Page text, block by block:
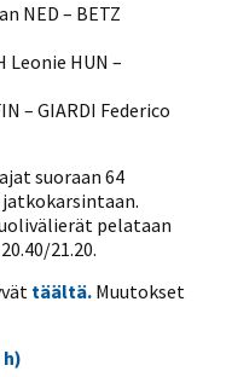
NED – BETZ
Leonie HUN –
– GIARDI Federico
suoraan 64
pelataan
21.20.
täältä. Muutokset